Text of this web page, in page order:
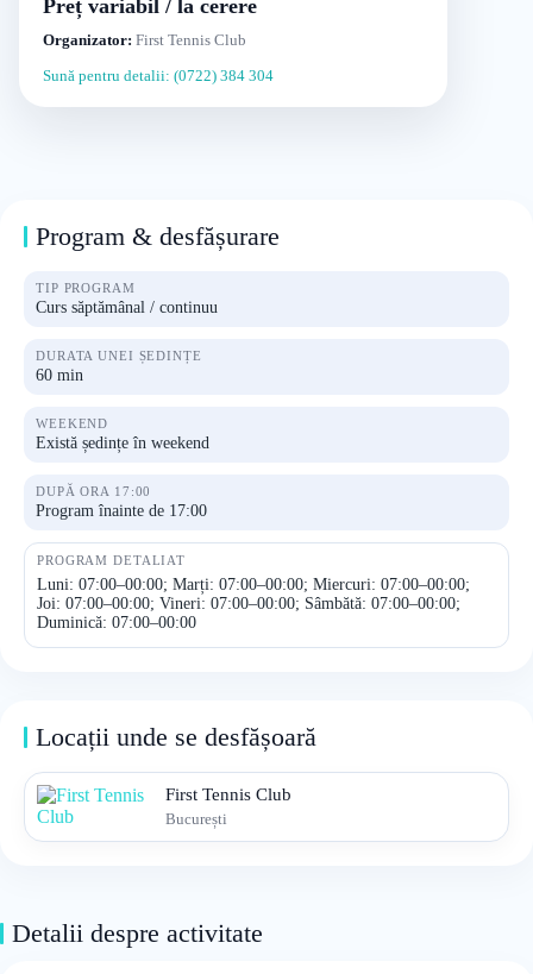
Preț variabil / la cerere
Organizator: First Tennis Club
Sună pentru detalii: (0722) 384 304
Program & desfășurare
TIP PROGRAM
Curs săptămânal / continuu
DURATA UNEI ȘEDINȚE
60 min
WEEKEND
Există ședințe în weekend
DUPĂ ORA 17:00
Program înainte de 17:00
PROGRAM DETALIAT
Luni: 07:00–00:00; Marți: 07:00–00:00; Miercuri: 07:00–00:00;
Joi: 07:00–00:00; Vineri: 07:00–00:00; Sâmbătă: 07:00–00:00;
Duminică: 07:00–00:00
Locații unde se desfășoară
First Tennis Club
București
Detalii despre activitate